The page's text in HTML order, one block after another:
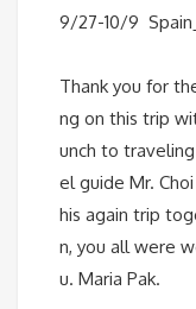
9/27-10/9
Thank you for
ng on this trip
unch to
el guide Mr.
his again trip
n, you all were
u. Maria Pak.